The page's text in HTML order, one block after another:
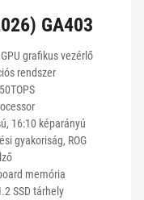
GA403
grafikus vezérlő
rendszer
16:10 képarányú
gyakoriság, ROG
memória
SSD tárhely